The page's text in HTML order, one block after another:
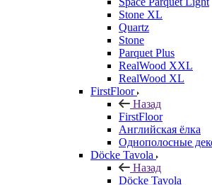
Stone XL
Quartz
Stone
Parquet Plus
RealWood XXL
RealWood XL
FirstFloor
Назад
FirstFloor
Английская ёлка
Однополосные
Döcke Tavola
Назад
Döcke Tavola